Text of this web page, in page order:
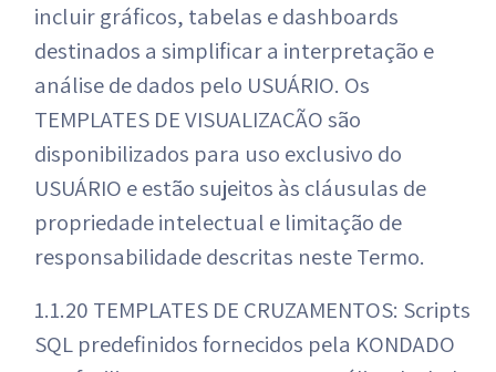
incluir gráficos, tabelas e dashboards
destinados a simplificar a interpretação e
análise de dados pelo USUÁRIO. Os
TEMPLATES DE VISUALIZAÇÃO são
disponibilizados para uso exclusivo do
USUÁRIO e estão sujeitos às cláusulas de
propriedade intelectual e limitação de
responsabilidade descritas neste Termo.
1.1.20 TEMPLATES DE CRUZAMENTOS: Scripts
SQL predefinidos fornecidos pela KONDADO